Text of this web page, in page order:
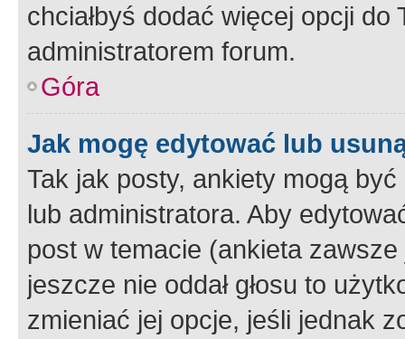
chciałbyś dodać więcej opcji
administratorem forum.
Góra
Jak mogę edytować lub
Tak jak posty, ankiety mogą
lub administratora. Aby
post w temacie (ankieta
jeszcze nie oddał głosu to
zmieniać jej opcje, jeśli jednak